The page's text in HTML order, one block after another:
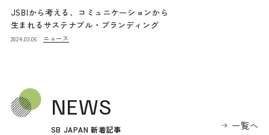
JSBIから考える、コミュニケーションから
生まれるサステナブル・ブランディング
2024.03.06 ニュース
NEWS
SB JAPAN 新着記事 一覧へ